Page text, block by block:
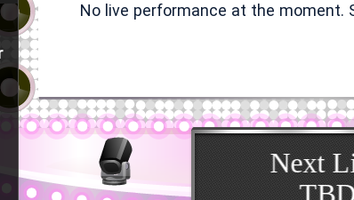
No live performance at the moment.